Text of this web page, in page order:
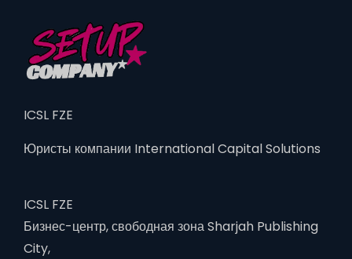
ICSL FZE
Юристы компании International Capital Solutions
ICSL FZE
Бизнес-центр, свободная зона Sharjah Publishing
City,